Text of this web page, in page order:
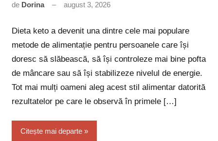
de Dorina august 3, 2026
Dieta keto a devenit una dintre cele mai populare
metode de alimentație pentru persoanele care își
doresc să slăbească, să își controleze mai bine pofta
de mâncare sau să își stabilizeze nivelul de energie.
Tot mai mulți oameni aleg acest stil alimentar datorită
rezultatelor pe care le observă în primele […]
Citește mai departe